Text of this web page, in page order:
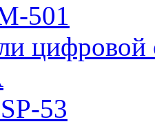
501
цифровой
53